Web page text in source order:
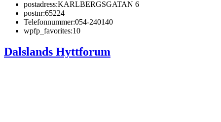
postadress:KARLBERGSGATAN 6
postnr:65224
Telefonnummer:054-240140
wpfp_favorites:10
Dalslands Hyttforum